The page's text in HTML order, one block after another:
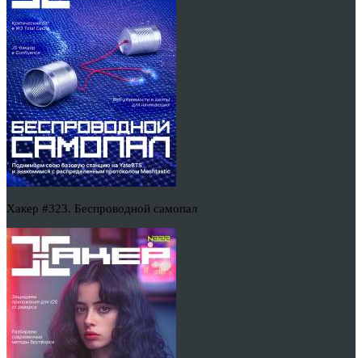
Хакер #323. Беспроводной самопал